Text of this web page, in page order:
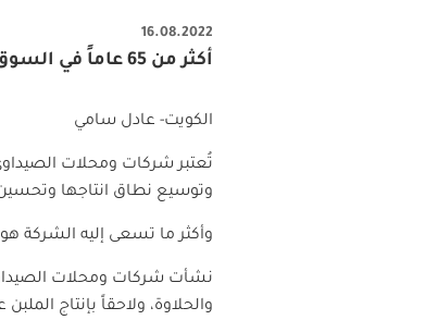
16.08.2022
أكثر من 65 عاماً في السوق الكويتي وتنتج مختلف أصناف الحلويات الشرقية والغربية
الكويت- عادل سامي
تُعتبر شركات ومحلات
وتوسيع نطاق انتاجها
وأكثر ما تسعى إليه الشركة
والحلاوة، ولاحقاً بإنتاج الملبن عام